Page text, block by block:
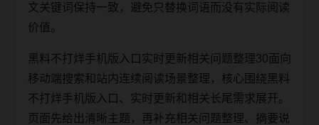
文关键词保持一致，避免只替换词语而没有实际阅读
价值。
黑料不打烊手机版入口实时更新相关问题整理30面向
移动端搜索和站内连续阅读场景整理，核心围绕黑料
不打烊手机版入口、实时更新和相关长尾需求展开。
页面先给出清晰主题，再补充相关问题整理、摘要说